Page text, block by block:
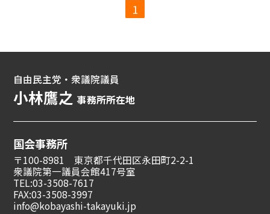
1
自由民主党・衆議院議員
小林鷹之事務所所在地
国会事務所
〒100-8981 東京都千代田区永田町2-2-1
衆議院第一議員会館417号室
TEL:03-3508-7617
FAX:03-3508-3997
info@kobayashi-takayuki.jp